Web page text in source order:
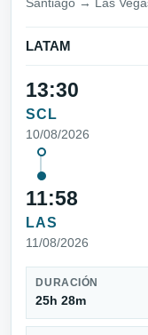
LATAM
13:30
SCL
10/08/2026
11:58
LAS
11/08/2026
DURACIÓN
25h 28m